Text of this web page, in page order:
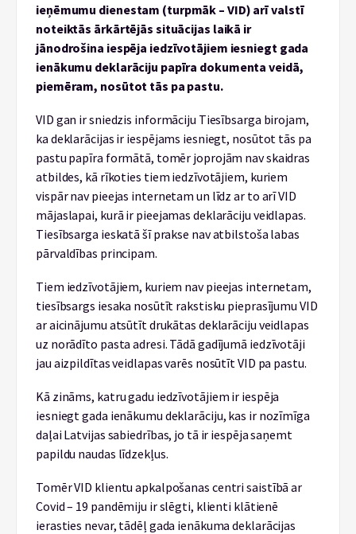
ieņēmumu dienestam (turpmāk – VID) arī valstī
noteiktās ārkārtējās situācijas laikā ir
jānodrošina iespēja iedzīvotājiem iesniegt gada
ienākumu deklarāciju papīra dokumenta veidā,
piemēram, nosūtot tās pa pastu.
VID gan ir sniedzis informāciju Tiesībsarga birojam,
ka deklarācijas ir iespējams iesniegt, nosūtot tās pa
pastu papīra formātā, tomēr joprojām nav skaidras
atbildes, kā rīkoties tiem iedzīvotājiem, kuriem
vispār nav pieejas internetam un līdz ar to arī VID
mājaslapai, kurā ir pieejamas deklarāciju veidlapas.
Tiesībsarga ieskatā šī prakse nav atbilstoša labas
pārvaldības principam.
Tiem iedzīvotājiem, kuriem nav pieejas internetam,
tiesībsargs iesaka nosūtīt rakstisku pieprasījumu VID
ar aicinājumu atsūtīt drukātas deklarāciju veidlapas
uz norādīto pasta adresi. Tādā gadījumā iedzīvotāji
jau aizpildītas veidlapas varēs nosūtīt VID pa pastu.
Kā zināms, katru gadu iedzīvotājiem ir iespēja
iesniegt gada ienākumu deklarāciju, kas ir nozīmīga
daļai Latvijas sabiedrības, jo tā ir iespēja saņemt
papildu naudas līdzekļus.
Tomēr VID klientu apkalpošanas centri saistībā ar
Covid – 19 pandēmiju ir slēgti, klienti klātienē
ierasties nevar, tādēļ gada ienākuma deklarācijas